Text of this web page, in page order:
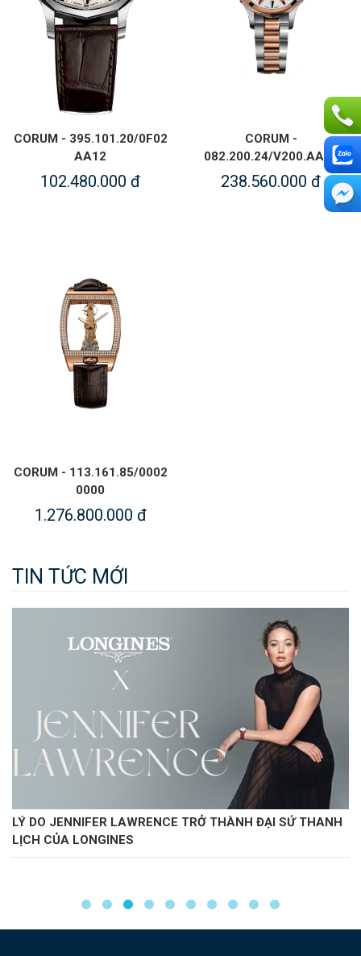
CORUM - 395.101.20/0F02
AA12
102.480.000 đ
CORUM -
082.200.24/V200.AA13
238.560.000 đ
CORUM - 113.161.85/0002
0000
1.276.800.000 đ
TIN TỨC MỚI
LÝ DO JENNIFER LAWRENCE TRỞ THÀNH ĐẠI SỨ THANH
LỊCH CỦA LONGINES